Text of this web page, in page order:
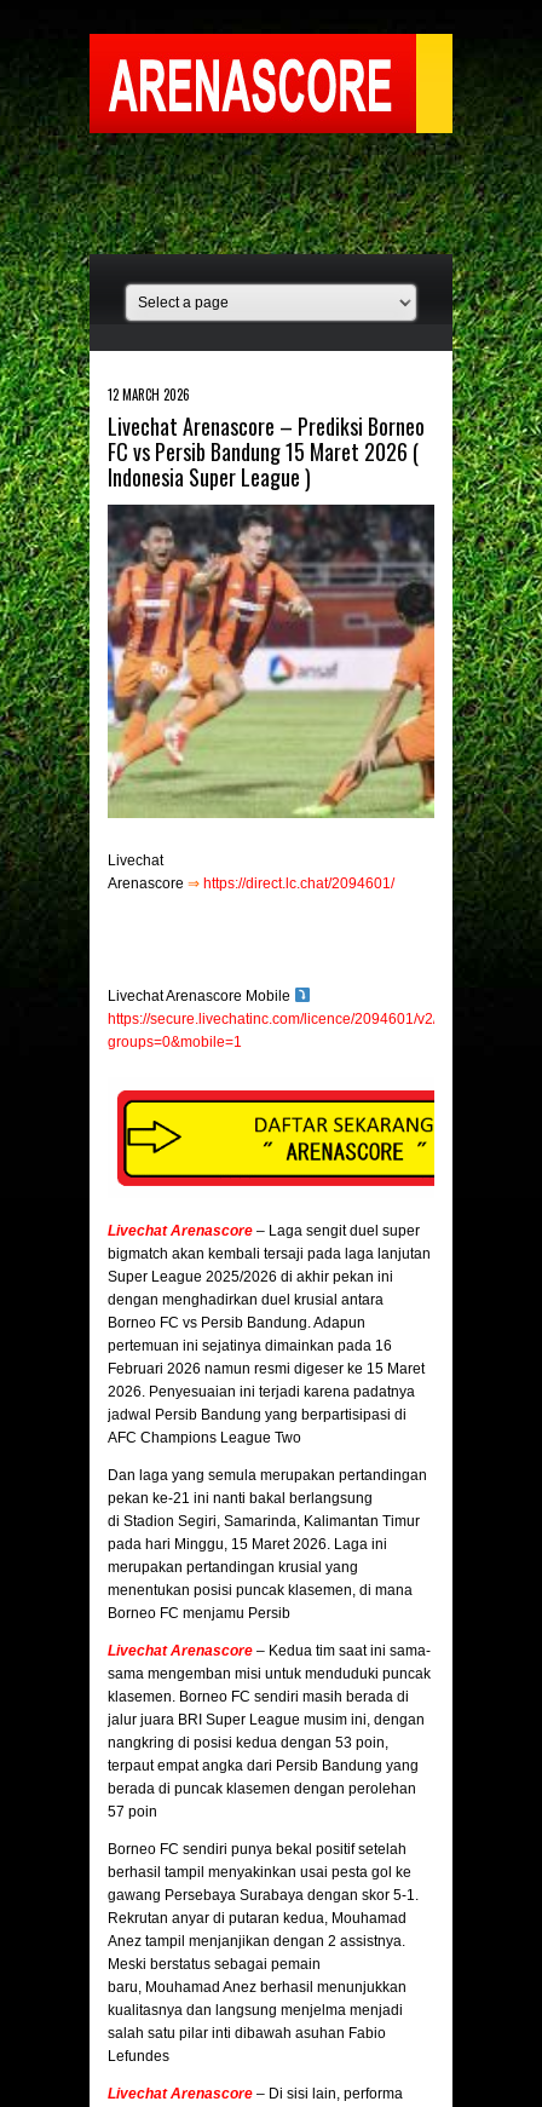
12 MARCH 2026
Livechat Arenascore – Prediksi Borneo
FC vs Persib Bandung 15 Maret 2026 (
Indonesia Super League )
Livechat
Arenascore ⇒ https://direct.lc.chat/2094601/
Livechat Arenascore Mobile
https://secure.livechatinc.com/licence/2094601/v2/open_chat.cgi?
groups=0&mobile=1
Livechat Arenascore – Laga sengit duel super
bigmatch akan kembali tersaji pada laga lanjutan
Super League 2025/2026 di akhir pekan ini
dengan menghadirkan duel krusial antara
Borneo FC vs Persib Bandung. Adapun
pertemuan ini sejatinya dimainkan pada 16
Februari 2026 namun resmi digeser ke 15 Maret
2026. Penyesuaian ini terjadi karena padatnya
jadwal Persib Bandung yang berpartisipasi di
AFC Champions League Two
Dan laga yang semula merupakan pertandingan
pekan ke-21 ini nanti bakal berlangsung
di Stadion Segiri, Samarinda, Kalimantan Timur
pada hari Minggu, 15 Maret 2026. Laga ini
merupakan pertandingan krusial yang
menentukan posisi puncak klasemen, di mana
Borneo FC menjamu Persib
Livechat Arenascore – Kedua tim saat ini sama-
sama mengemban misi untuk menduduki puncak
klasemen. Borneo FC sendiri masih berada di
jalur juara BRI Super League musim ini, dengan
nangkring di posisi kedua dengan 53 poin,
terpaut empat angka dari Persib Bandung yang
berada di puncak klasemen dengan perolehan
57 poin
Borneo FC sendiri punya bekal positif setelah
berhasil tampil menyakinkan usai pesta gol ke
gawang Persebaya Surabaya dengan skor 5-1.
Rekrutan anyar di putaran kedua, Mouhamad
Anez tampil menjanjikan dengan 2 assistnya.
Meski berstatus sebagai pemain
baru, Mouhamad Anez berhasil menunjukkan
kualitasnya dan langsung menjelma menjadi
salah satu pilar inti dibawah asuhan Fabio
Lefundes
Livechat Arenascore – Di sisi lain, performa